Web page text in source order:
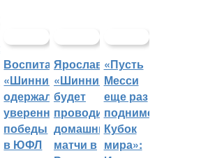
Воспитанники
«Шинника»
одержали
уверенные
победы
в ЮФЛ
Ярославский
«Шинник»
будет
проводить
домашние
матчи в
«Пусть
Месси
еще раз
поднимет
Кубок
мира»: